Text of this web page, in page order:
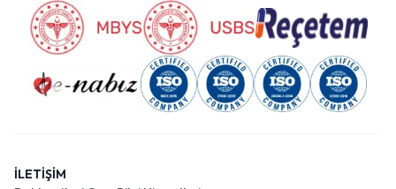
İLETİŞİM